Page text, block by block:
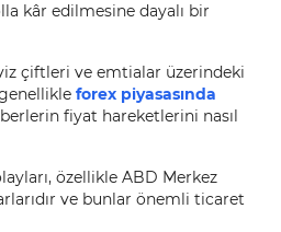
kâr edilmesine dayalı bir
çiftleri ve emtialar üzerindeki
forex piyasasında
fiyat hareketlerini nasıl
özellikle ABD Merkez
ve bunlar önemli ticaret